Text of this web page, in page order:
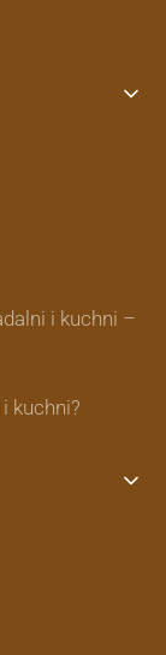
i kuchni –
kuchni?